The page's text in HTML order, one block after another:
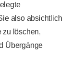
also absichtlich
zu löschen,
Übergänge